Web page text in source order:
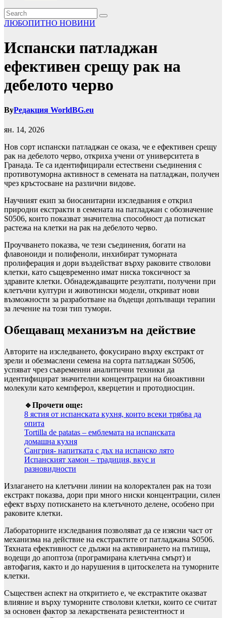
ЛЮБОПИТНО НОВИНИ
Испански патладжан
ефективен срещу рак на
дебелото черво
ByРедакция WorldBG.eu
ян. 14, 2026
Нов сорт испански патладжан се оказа, че е ефективен срещу
рак на дебелото черво, откриха учени от университета в
Гранада. Те са идентифицирали естествени съединения с
противотуморна активност в семената на патладжан, получен
чрез кръстосване на различни видове.
Научният екип за биосанитарни изследвания е открил
природни екстракти в семената на патладжан с обозначение
S0506, които показват значителна способност да потискат
растежа на клетки на рак на дебелото черво.
Проучването показва, че тези съединения, богати на
флавоноиди и полифеноли, инхибират туморната
пролиферация и дори въздействат върху раковите стволови
клетки, като същевременно имат ниска токсичност за
здравите клетки. Обнадеждаващите резултати, получени при
клетъчни култури и животински модели, откриват нови
възможности за разработване на бъдещи допълващи терапии
за лечение на този тип тумори.
Обещаващ механизъм на действие
Авторите на изследването, фокусирано върху екстракт от
зрели и обезмаслени семена на сорта патладжан S0506,
успяват чрез съвременни аналитични техники да
идентифицират значителни концентрации на биоактивни
молекули като кемпферол, кверцетин и протодиосцин.
🔹Прочети още:
8 ястия от испанската кухня, които всеки трябва да
опита
Tortilla de patatas – емблемата на испанската
домашна кухня
Сангрия- напитката с дъх на испанско лято
Испанският хамон – традиция, вкус и
разновидности
Излагането на клетъчни линии на колоректален рак на този
екстракт показва, дори при много ниски концентрации, силен
ефект върху потискането на клетъчното делене, особено при
раковите клетки.
Лабораторните изследвания позволяват да се изясни част от
механизма на действие на екстрактите от патладжана S0506.
Тяхната ефективност се дължи на активирането на пътища,
водещи до апоптоза (програмирана клетъчна смърт) и
автофагия, както и до нарушения в цитоскелета на туморните
клетки.
Съществен аспект на откритието е, че екстрактите оказват
влияние и върху туморните стволови клетки, които се считат
за основен фактор за лекарствената резистентност и